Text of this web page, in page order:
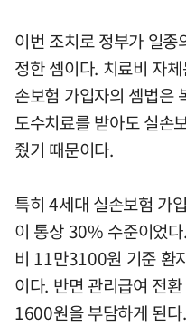
이번 조치로 정부가 일
정한 셈이다. 치료비 자
손보험 가입자의 셈법은
도수치료를 받아도 실손
줬기 때문이다.
특히 4세대 실손보험 가
이 통상 30% 수준이었
비 11만3100원 기준 환
이다. 반면 관리급여 전
1600원을 부담하게 된다.